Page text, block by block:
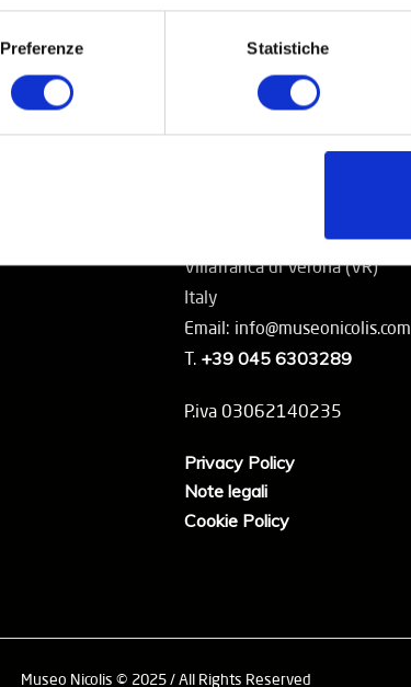
Preferenze Statistiche
Villafranca di Verona (VR)
Italy
Email: info@museonicolis.com
T. +39 045 6303289
P.iva 03062140235
Privacy Policy
Note legali
Cookie Policy
Museo Nicolis © 2025 / All Rights Reserved